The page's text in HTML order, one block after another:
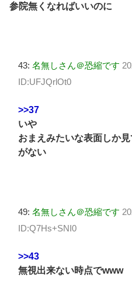
参院無くなればいいのに
43: 名無しさん＠恐縮です
ID:UFJQrlOt0
>>37
いや
おまえみたいな表面しか
がない
49: 名無しさん＠恐縮です
ID:Q7Hs+SNI0
>>43
無視出来ない時点でwww